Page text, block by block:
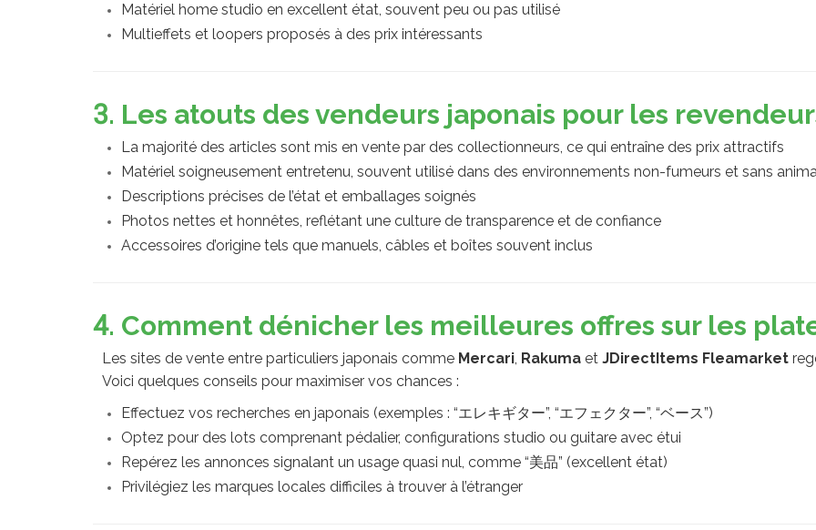
Matériel home studio en excellent état, souvent peu ou pas utilisé
Multieffets et loopers proposés à des prix intéressants
3. Les atouts des vendeurs japonais pour les
La majorité des articles sont mis en vente par des collectionneurs, ce qui entraîne des prix attractifs
Matériel soigneusement entretenu, souvent utilisé dans des environnements non-fumeurs et sans
Descriptions précises de l’état et emballages soignés
Photos nettes et honnêtes, reflétant une culture de transparence et de confiance
Accessoires d’origine tels que manuels, câbles et boîtes souvent inclus
4. Comment dénicher les meilleures offres sur les
Les sites de vente entre particuliers japonais comme Mercari, Rakuma et JDirectItems Fleamarket
Voici quelques conseils pour maximiser vos chances :
Effectuez vos recherches en japonais (exemples : “エレキギター”, “エフェクター”, “ベース”)
Optez pour des lots comprenant pédalier, configurations studio ou guitare avec étui
Repérez les annonces signalant un usage quasi nul, comme “美品” (excellent état)
Privilégiez les marques locales difficiles à trouver à l’étranger